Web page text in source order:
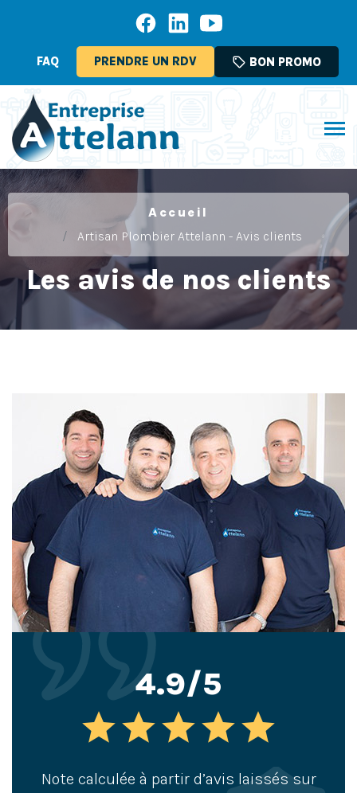
FAQ PRENDRE UN RDV sell BON PROMO
Accueil
Artisan Plombier Attelann - Avis clients
Les avis de nos clients
4.9/5
starstarstarstarstar
Note calculée à partir d’avis laissés sur